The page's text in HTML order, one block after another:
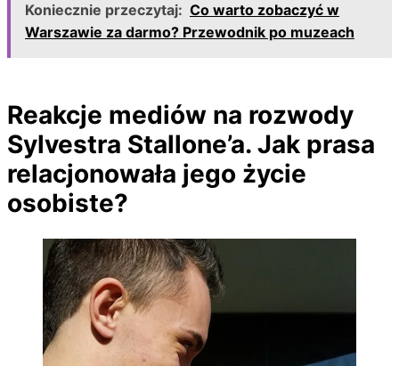
Koniecznie przeczytaj: Co warto zobaczyć w
Warszawie za darmo? Przewodnik po muzeach
Reakcje mediów na rozwody
Sylvestra Stallone’a. Jak prasa
relacjonowała jego życie
osobiste?